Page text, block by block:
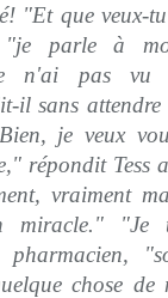
"Et que veux-
"je parle à
n'ai pas vu
il sans attendre
je veux
répondit Tess
vraiment
miracle." "Je
chose de